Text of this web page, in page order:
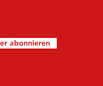
abonnieren